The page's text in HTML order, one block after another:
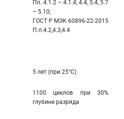
Пп. 4.1.2 – 4.1.4, 4.4, 5.4, 5.7
– 5.10;
ГОСТ Р МЭК 60896-22-2015
П.п.4.2,4.3,4.4
5 лет (при 25°С)
1100 циклов при 30%
глубине разряда